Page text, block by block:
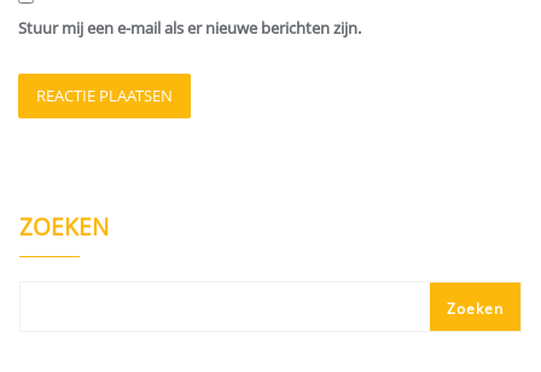
Stuur mij een e-mail als er nieuwe berichten zijn.
ZOEKEN
Zoeken